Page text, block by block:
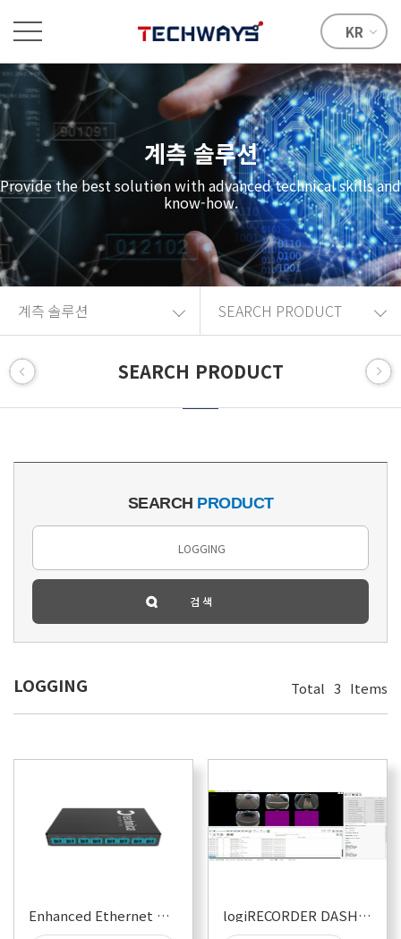
KR
계측 솔루션
Provide the best solution with advanced technical skills and
know-how.
계측 솔루션 SEARCH PRODUCT
SEARCH PRODUCT
SEARCH PRODUCT
LOGGING Total 3 Items
Enhanced Ethernet Switch logiRECORDER DASHBOARD